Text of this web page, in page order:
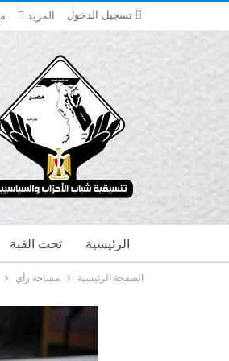
تسجيل الدخول المزيد
تحت القبة الرئيسية
الصفحة الرئيسية مساحة رأي